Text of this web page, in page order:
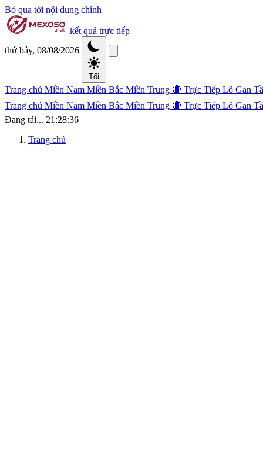
Bỏ qua tới nội dung chính
kết quả trực tiếp
thứ bảy, 08/08/2026
Tối
Trang chủ Miền Nam Miền Bắc Miền Trung 🔴 Trực Tiếp Lô Gan
Trang chủ Miền Nam Miền Bắc Miền Trung 🔴 Trực Tiếp Lô Gan
Đang tải... 21:28:37
Trang chủ